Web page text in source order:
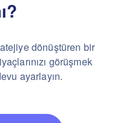
dönüştüren bir
görüşmek
ayarlayın.